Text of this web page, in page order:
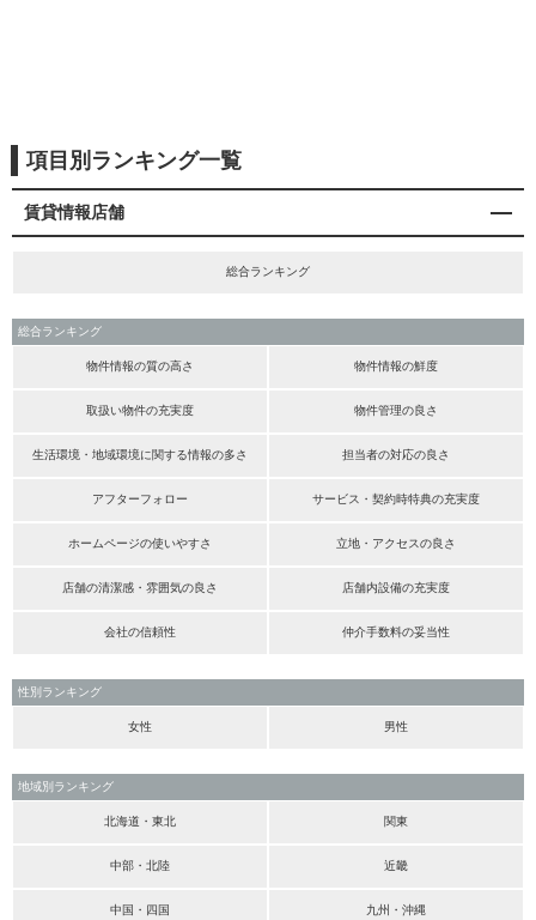
項目別ランキング一覧
賃貸情報店舗
総合ランキング
総合ランキング
物件情報の質の高さ 物件情報の鮮度
取扱い物件の充実度 物件管理の良さ
生活環境・地域環境に関する情報の多さ 担当者の対応の良さ
アフターフォロー サービス・契約時特典の充実度
ホームページの使いやすさ 立地・アクセスの良さ
店舗の清潔感・雰囲気の良さ 店舗内設備の充実度
会社の信頼性 仲介手数料の妥当性
性別ランキング
女性 男性
地域別ランキング
北海道・東北 関東
中部・北陸 近畿
中国・四国 九州・沖縄